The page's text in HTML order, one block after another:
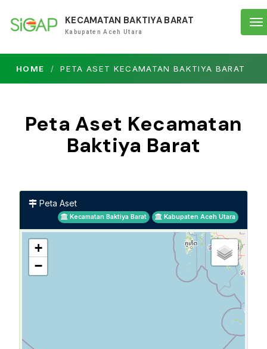
KECAMATAN BAKTIYA BARAT
Kabupaten Aceh Utara
HOME PETA ASET KECAMATAN BAKTIYA BARAT
Peta Aset Kecamatan
Baktiya Barat
Peta Aset
Kecamatan Baktiya Barat Kabupaten Aceh Utara
+
−